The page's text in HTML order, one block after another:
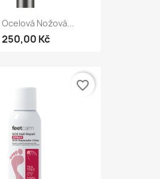
Ocelová Nožová...
250,00 Kč
favorite_border